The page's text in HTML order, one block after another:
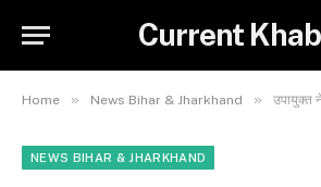
Current
Home » News Bihar & Jharkhand » उपायुक्त ने आगामी लोकसभा
NEWS BIHAR & JHARKHAND